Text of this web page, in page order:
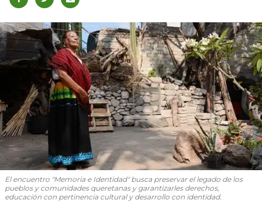
El encuentro "Memoria e Identidad" busca preservar el legado de los
pueblos y comunidades queretanas y garantizarles derechos,
educación con pertinencia cultural y desarrollo con identidad.